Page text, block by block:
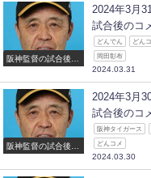
阪神監督の試合後の
2024年3月
試合後のコ
どんでん どん
岡田彰布
2024.03.31
阪神監督の試合後の
2024年3月
試合後のコ
阪神タイガース
どんコメ
2024.03.30